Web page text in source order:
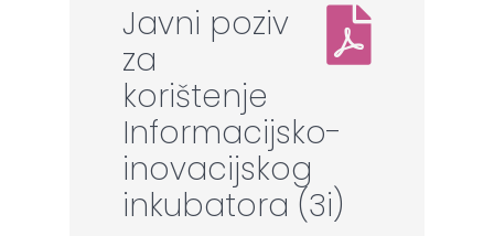
Javni poziv
za
korištenje
Informacijsko-
inovacijskog
inkubatora (3i)